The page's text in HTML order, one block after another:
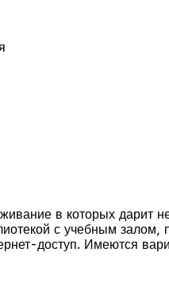
в которых дарит
с учебным
доступ. Имеются